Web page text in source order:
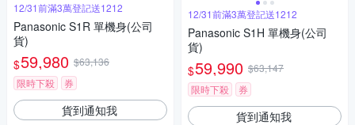
12/31前滿3萬登記送1212
Panasonic S1R 單機身(公司
貨)
$59,980 $63,136
限時下殺
券
貨到通知我
12/31前滿3萬登記送1212
Panasonic S1H 單機身(公司
貨)
$59,990 $63,147
限時下殺
券
貨到通知我